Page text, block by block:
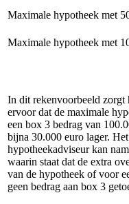
Maximale hypotheek met
Maximale hypotheek met
In dit rekenvoorbeeld zorgt
ervoor dat de maximale
een box 3 bedrag van
bijna 30.000 euro lager.
hypotheekadviseur kan
waarin staat dat de extra
van de hypotheek of voor
geen bedrag aan box 3